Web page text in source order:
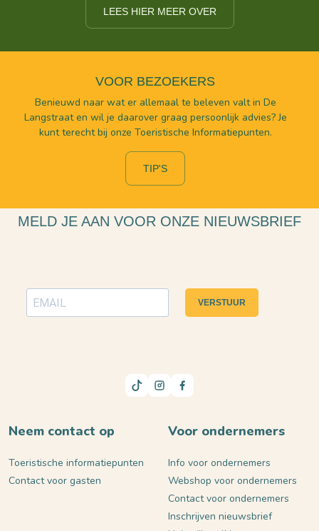
LEES HIER MEER OVER
VOOR BEZOEKERS
Benieuwd naar wat er allemaal te beleven valt in De
Langstraat en wil je daarover graag persoonlijk advies? Je
kunt terecht bij onze Toeristische Informatiepunten.
TIP'S
MELD JE AAN VOOR ONZE NIEUWSBRIEF
VERSTUUR
Neem contact op
Toeristische informatiepunten
Contact voor gasten
Voor ondernemers
Info voor ondernemers
Webshop voor ondernemers
Contact voor ondernemers
Inschrijven nieuwsbrief